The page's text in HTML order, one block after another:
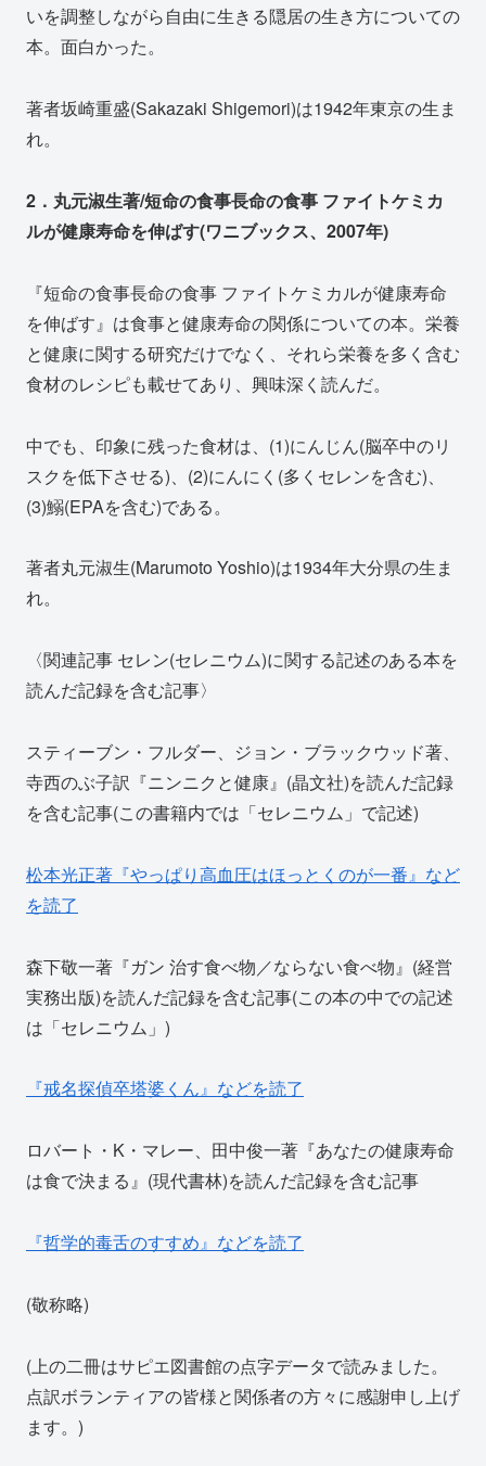
いを調整しながら自由に生きる隠居の生き方についての
本。面白かった。
著者坂崎重盛(Sakazaki Shigemori)は1942年東京の生ま
れ。
2．丸元淑生著/短命の食事長命の食事 ファイトケミカ
ルが健康寿命を伸ばす(ワニブックス、2007年)
『短命の食事長命の食事 ファイトケミカルが健康寿命
を伸ばす』は食事と健康寿命の関係についての本。栄養
と健康に関する研究だけでなく、それら栄養を多く含む
食材のレシピも載せてあり、興味深く読んだ。
中でも、印象に残った食材は、(1)にんじん(脳卒中のリ
スクを低下させる)、(2)にんにく(多くセレンを含む)、
(3)鰯(EPAを含む)である。
著者丸元淑生(Marumoto Yoshio)は1934年大分県の生ま
れ。
〈関連記事 セレン(セレニウム)に関する記述のある本を
読んだ記録を含む記事〉
スティーブン・フルダー、ジョン・ブラックウッド著、
寺西のぶ子訳『ニンニクと健康』(晶文社)を読んだ記録
を含む記事(この書籍内では「セレニウム」で記述)
松本光正著『やっぱり高血圧はほっとくのが一番』など
を読了
森下敬一著『ガン 治す食べ物／ならない食べ物』(経営
実務出版)を読んだ記録を含む記事(この本の中での記述
は「セレニウム」)
『戒名探偵卒塔婆くん』などを読了
ロバート・K・マレー、田中俊一著『あなたの健康寿命
は食で決まる』(現代書林)を読んだ記録を含む記事
『哲学的毒舌のすすめ』などを読了
(敬称略)
(上の二冊はサピエ図書館の点字データで読みました。
点訳ボランティアの皆様と関係者の方々に感謝申し上げ
ます。)